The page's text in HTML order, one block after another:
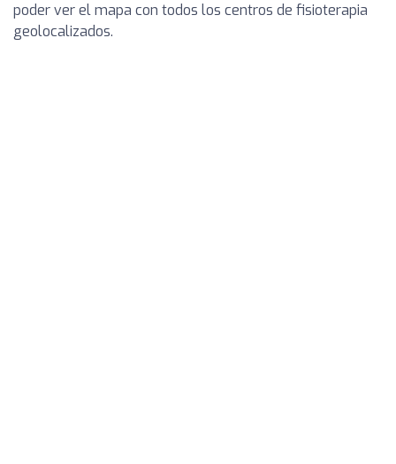
poder ver el mapa con todos los centros de fisioterapia
geolocalizados.